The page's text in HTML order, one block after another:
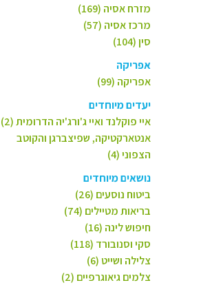
מזרח אסיה (169)
מרכז אסיה (57)
סין (104)
אפריקה
אפריקה (99)
יעדים מיוחדים
איי פוקלנד ואיי ג'ורג'יה הדרומית (2)
אנטארקטיקה, שפיצברגן והקוטב
הצפוני (4)
נושאים מיוחדים
ביטוח נוסעים (26)
בריאות מטיילים (74)
חיפוש לינה (16)
סקי וסנובורד (118)
צלילה ושייט (6)
צלמים גיאוגרפיים (2)